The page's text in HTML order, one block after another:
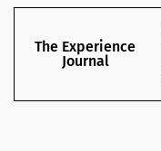
The Experience
Journal